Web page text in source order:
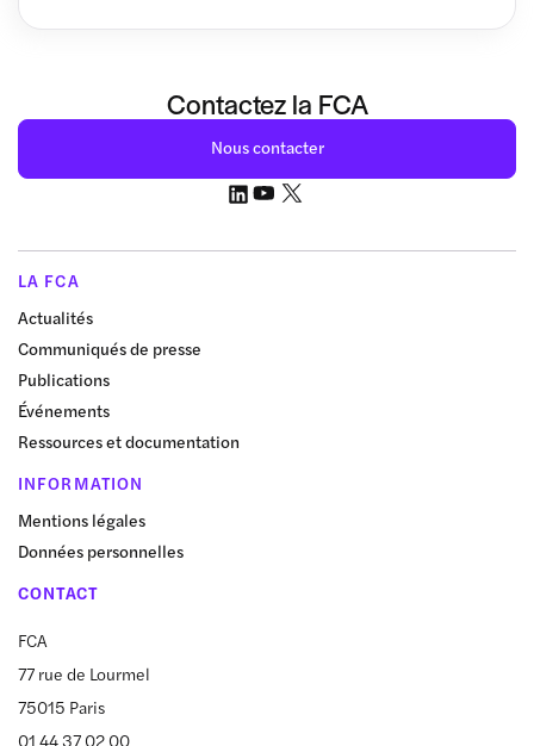
Contactez la FCA
Nous contacter
LA FCA
Actualités
Communiqués de presse
Publications
Événements
Ressources et documentation
INFORMATION
Mentions légales
Données personnelles
CONTACT
FCA
77 rue de Lourmel
75015 Paris
01 44 37 02 00